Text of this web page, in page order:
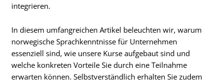
integrieren.
In diesem umfangreichen Artikel beleuchten wir, warum
norwegische Sprachkenntnisse für Unternehmen
essenziell sind, wie unsere Kurse aufgebaut sind und
welche konkreten Vorteile Sie durch eine Teilnahme
erwarten können. Selbstverständlich erhalten Sie zudem